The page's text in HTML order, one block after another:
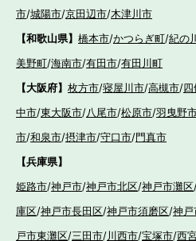
市/城陽市/京田辺市/木津川市
【和歌山県】 橋本市/かつらぎ町/紀の
美野町/海南市/有田市/有田川町
【大阪府】 枚方市/寝屋川市/高槻市/
中市/東大阪市/八尾市/松原市/羽曳野
市/和泉市/摂津市/守口市/門真市
【兵庫県】
姫路市/神戸市/神戸市北区/神戸市灘区
庫区/神戸市長田区/神戸市須磨区/神戸
戸市東灘区/三田市/川西市/宝塚市/西